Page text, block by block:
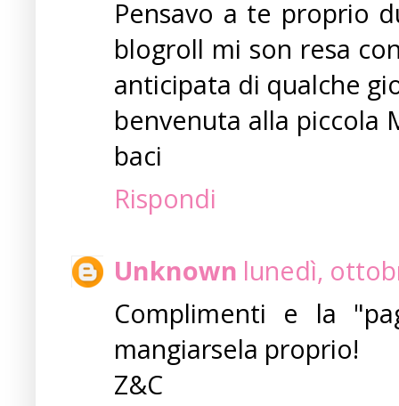
Pensavo a te proprio
blogroll mi son resa
anticipata di qualche
benvenuta alla piccola
baci
Rispondi
Unknown lunedì,
Complimenti e la
mangiarsela proprio!
Z&C